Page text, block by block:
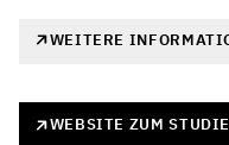
WEITERE
WEBSITE ZUM